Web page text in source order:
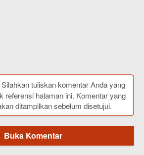
Silahkan tuliskan komentar Anda yang
referensi halaman ini. Komentar yang
ditampilkan sebelum disetujui.
Buka Komentar